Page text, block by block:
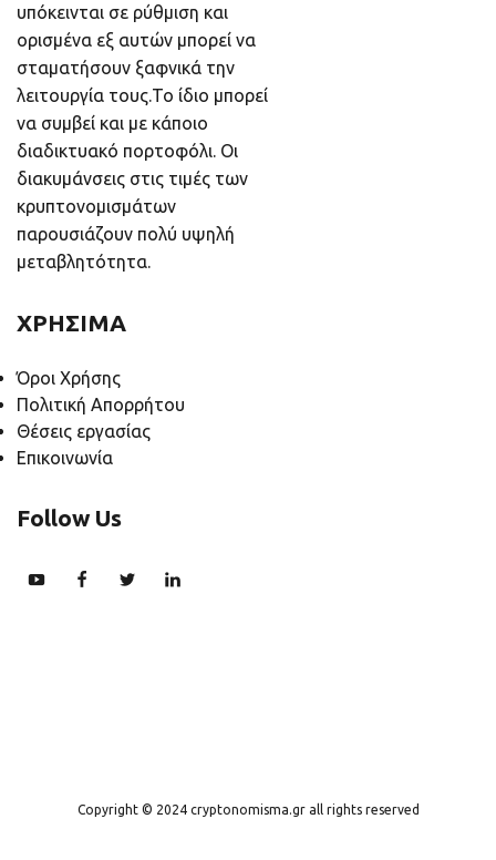
υπόκεινται σε ρύθμιση και
ορισμένα εξ αυτών μπορεί να
σταματήσουν ξαφνικά την
λειτουργία τους.Το ίδιο μπορεί
να συμβεί και με κάποιο
διαδικτυακό πορτοφόλι. Οι
διακυμάνσεις στις τιμές των
κρυπτονομισμάτων
παρουσιάζουν πολύ υψηλή
μεταβλητότητα.
ΧΡΗΣΙΜΑ
Όροι Χρήσης
Πολιτική Απορρήτου
Θέσεις εργασίας
Επικοινωνία
Follow Us
Copyright © 2024 cryptonomisma.gr all rights reserved